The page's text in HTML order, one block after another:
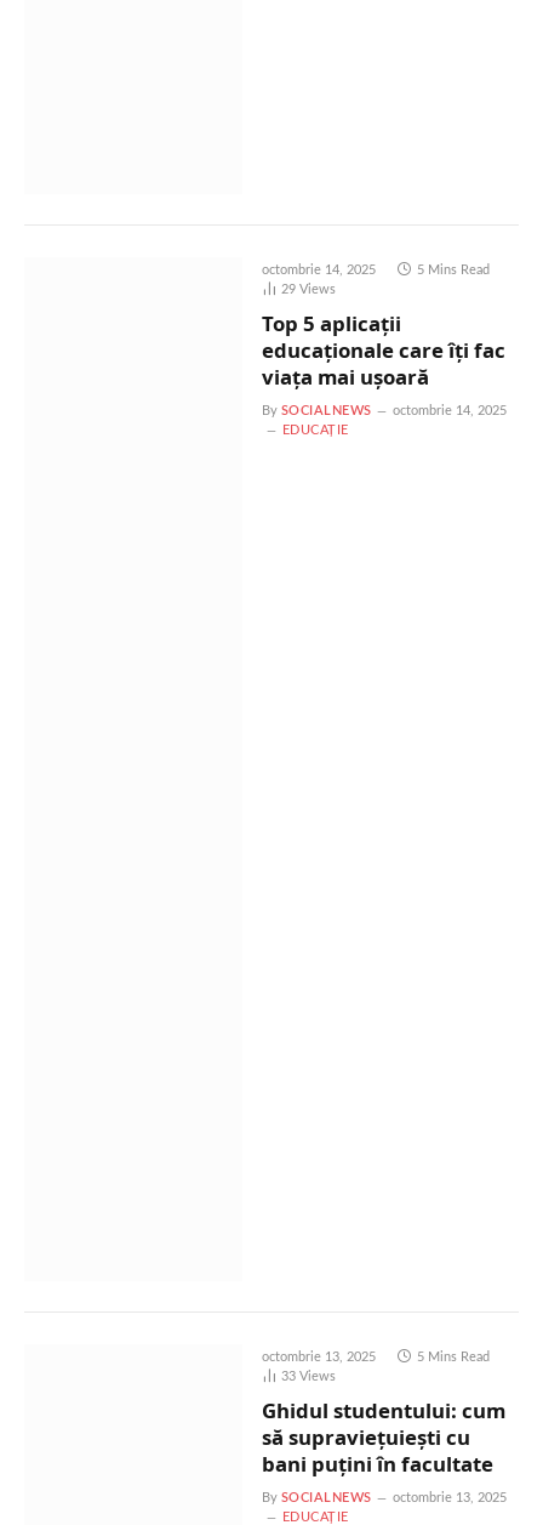
octombrie 14, 2025
5 Mins Read
29 Views
Top 5 aplicații
educaționale care îți fac
viața mai ușoară
By SOCIALNEWS
octombrie 14, 2025
EDUCAȚIE
octombrie 13, 2025
5 Mins Read
33 Views
Ghidul studentului: cum
să supraviețuiești cu
bani puțini în facultate
By SOCIALNEWS
octombrie 13, 2025
EDUCAȚIE